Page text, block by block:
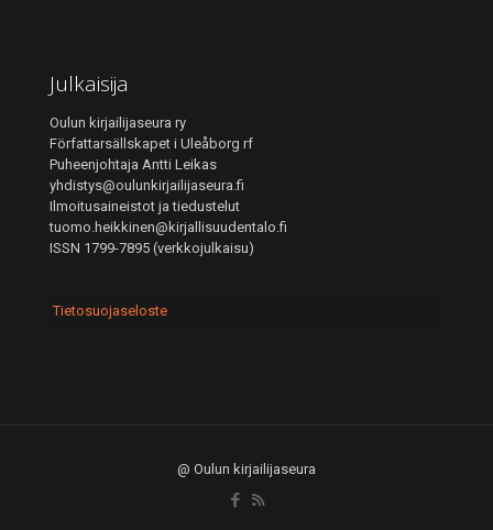
Julkaisija
Oulun kirjailijaseura ry
Författarsällskapet i Uleåborg rf
Puheenjohtaja Antti Leikas
yhdistys@oulunkirjailijaseura.fi
Ilmoitusaineistot ja tiedustelut
tuomo.heikkinen@kirjallisuudentalo.fi
ISSN 1799-7895 (verkkojulkaisu)
Tietosuojaseloste
@ Oulun kirjailijaseura